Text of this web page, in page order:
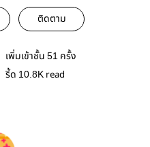
ติดตาม
เพิ่มเข้าชั้น 51 ครั้ง
รี้ด 10.8K read